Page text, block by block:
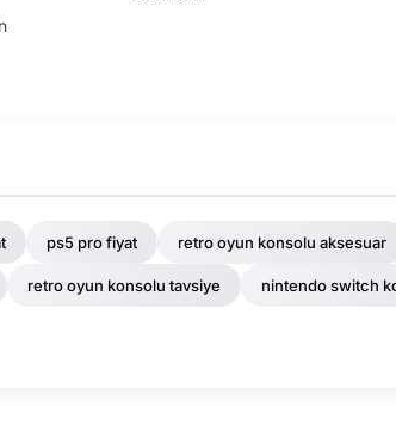
ps5 pro fiyat retro oyun konsolu aksesuar
retro oyun konsolu tavsiye nintendo switch